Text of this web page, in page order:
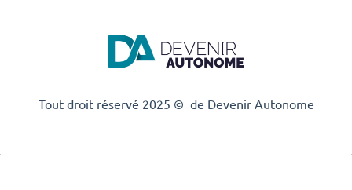
Tout droit réservé 2025 © de Devenir Autonome